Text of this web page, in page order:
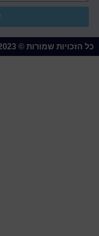
כל הזכויות שמורות © 2023. שטיינר מדיה בע"מ